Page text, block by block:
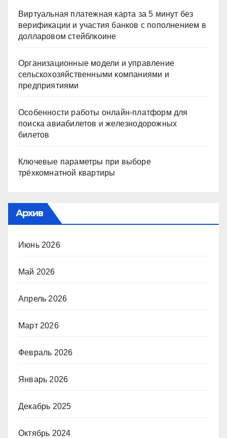
Виртуальная платежная карта за 5 минут без
верификации и участия банков с пополнением в
долларовом стейблкоине
Организационные модели и управление
сельскохозяйственными компаниями и
предприятиями
Особенности работы онлайн-платформ для
поиска авиабилетов и железнодорожных
билетов
Ключевые параметры при выборе
трёхкомнатной квартиры
Архив
Июнь 2026
Май 2026
Апрель 2026
Март 2026
Февраль 2026
Январь 2026
Декабрь 2025
Октябрь 2024